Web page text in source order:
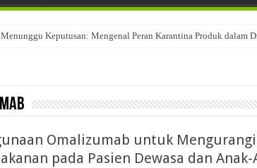
Keputusan: Mengenal Peran Karantina Produk dalam
Omalizumab untuk Mengurangi
pada Pasien Dewasa dan Anak-